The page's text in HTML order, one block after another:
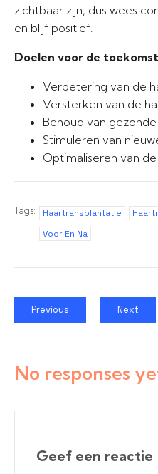
zichtbaar zijn, dus wees
en blijf positief.
Doelen voor de
Verbetering van de
Versterken van de
Behoud van
Stimuleren van
Optimaliseren van
Tags: Haartransplantatie
Voor En Na
Previous Next
No responses
Geef een reactie